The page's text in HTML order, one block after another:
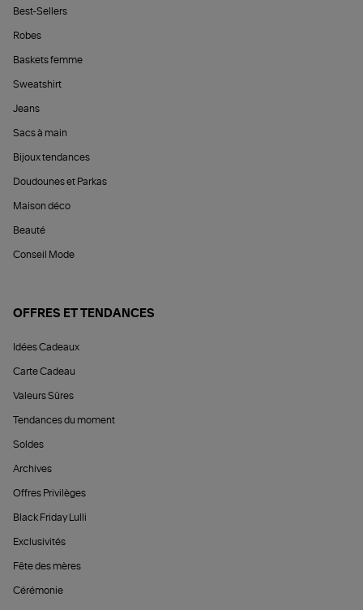
Best-Sellers
Robes
Baskets femme
Sweatshirt
Jeans
Sacs à main
Bijoux tendances
Doudounes et Parkas
Maison déco
Beauté
Conseil Mode
OFFRES ET TENDANCES
Idées Cadeaux
Carte Cadeau
Valeurs Sûres
Tendances du moment
Soldes
Archives
Offres Privilèges
Black Friday Lulli
Exclusivités
Fête des mères
Cérémonie